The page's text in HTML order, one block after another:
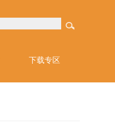
下载专区